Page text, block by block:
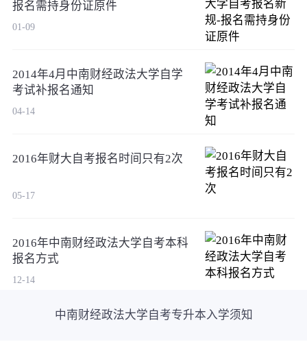
报名需持身份证原件
01-09
2014年4月中南财经政法大学自学
考试补报名通知
04-14
2016年财大自考报名时间只有2次
05-17
2016年中南财经政法大学自考本科
报名方式
12-14
中南财经政法大学自考专升本入学须知